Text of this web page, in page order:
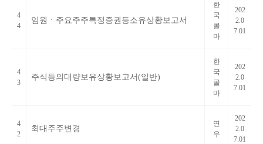
4
4
임원ㆍ주요주주특정증권등소유상황보고서
한
국
콜
마
202
2.0
7.01
4
3
주식등의대량보유상황보고서(일반)
한
국
콜
마
202
2.0
7.01
4
2
최대주주변경
연
우
202
2.0
7.01